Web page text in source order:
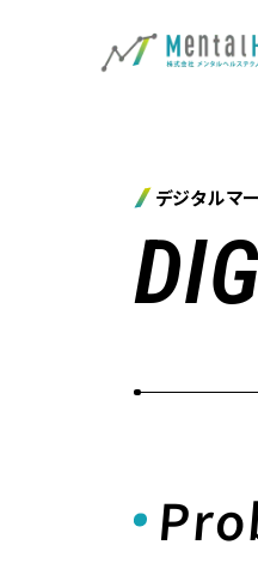
デジタルマ